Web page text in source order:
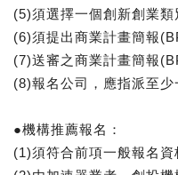
(5)須選擇一個創新創業類
(6)須提出商業計畫簡報
(7)送審之商業計畫簡報
(8)報名公司，應指派至
​●機構推薦報名：
(1)須符合前項一般報名資